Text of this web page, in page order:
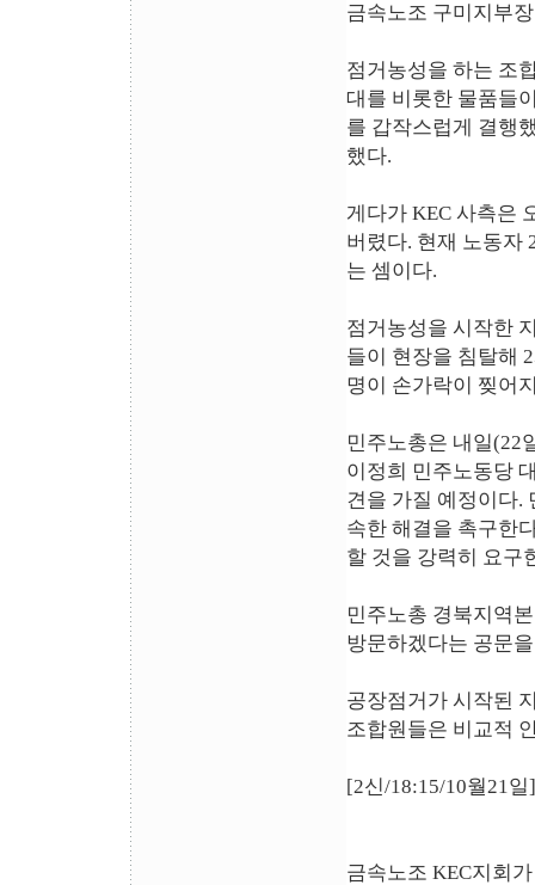
금속노조 구미지부
점거농성을 하는 조
대를 비롯한 물품들
를 갑작스럽게 결행
했다.
게다가 KEC 사측은
버렸다. 현재 노동자
는 셈이다.
점거농성을 시작한
들이 현장을 침탈해
명이 손가락이 찢어
민주노총은 내일(22
이정희 민주노동당
견을 가질 예정이다.
속한 해결을 촉구한
할 것을 강력히 요구
민주노총 경북지역
방문하겠다는 공문
공장점거가 시작된
조합원들은 비교적
[2신/18:15/10월21
금속노조 KEC지회